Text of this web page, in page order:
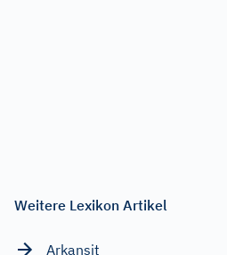
Weitere Lexikon Artikel
Arkansit